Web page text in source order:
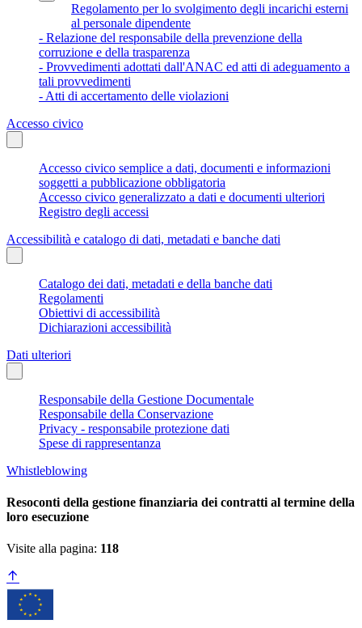
Regolamento per lo svolgimento degli incarichi esterni
al personale dipendente
- Relazione del responsabile della prevenzione della
corruzione e della trasparenza
- Provvedimenti adottati dall'ANAC ed atti di adeguamento a
tali provvedimenti
- Atti di accertamento delle violazioni
Accesso civico
Accesso civico semplice a dati, documenti e informazioni
soggetti a pubblicazione obbligatoria
Accesso civico generalizzato a dati e documenti ulteriori
Registro degli accessi
Accessibilità e catalogo di dati, metadati e banche dati
Catalogo dei dati, metadati e della banche dati
Regolamenti
Obiettivi di accessibilità
Dichiarazioni accessibilità
Dati ulteriori
Responsabile della Gestione Documentale
Responsabile della Conservazione
Privacy - responsabile protezione dati
Spese di rappresentanza
Whistleblowing
Resoconti della gestione finanziaria dei contratti al termine della
loro esecuzione
Visite alla pagina: 118